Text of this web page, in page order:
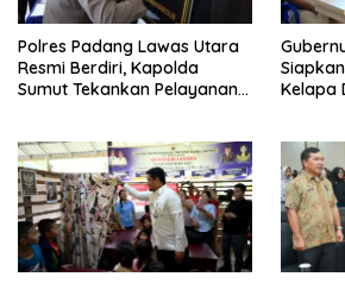
Polres Padang Lawas Utara
Resmi Berdiri, Kapolda
Sumut Tekankan Pelayanan
Kelapa